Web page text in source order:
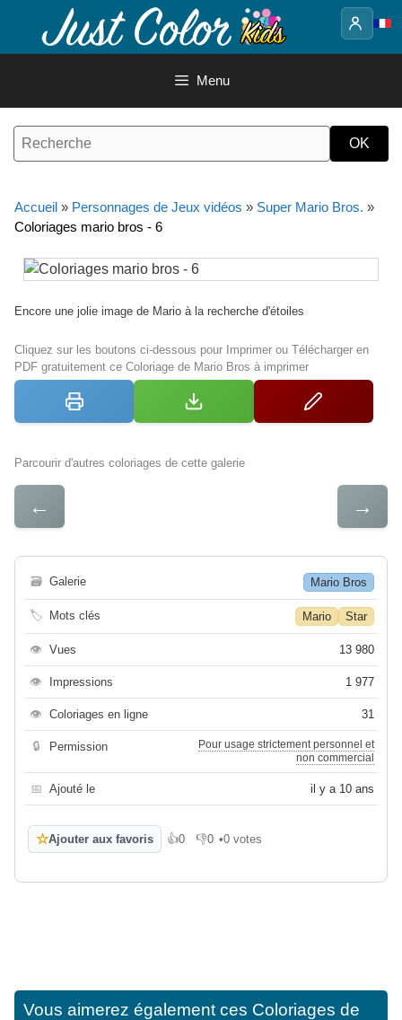
contenu
Menu
Accueil » Personnages de Jeux vidéos » Super Mario Bros. »
Coloriages mario bros - 6
Encore une jolie image de Mario à la recherche d'étoiles
Cliquez sur les boutons ci-dessous pour Imprimer ou Télécharger en
PDF gratuitement ce Coloriage de Mario Bros à imprimer
Parcourir d'autres coloriages de cette galerie
← →
🗃 Galerie Mario Bros
🏷 Mots clés Mario Star
👁 Vues 13 980
👁 Impressions 1 977
👁 Coloriages en ligne 31
🔒 Permission
Pour usage strictement personnel et
non commercial
📅 Ajouté le il y a 10 ans
☆Ajouter aux favoris 👍0
J'aime 👎0
Je n'aime pas
•0 votes
Vous aimerez également ces Coloriages de